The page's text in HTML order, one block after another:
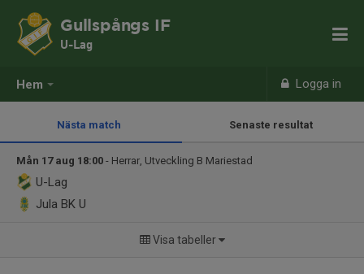
Hem Logga in
Gullspångs IF
U-Lag
Nästa match Senaste resultat
Mån 17 aug 18:00 - Herrar, Utveckling B Mariestad
U-Lag
Jula BK U
Visa tabeller